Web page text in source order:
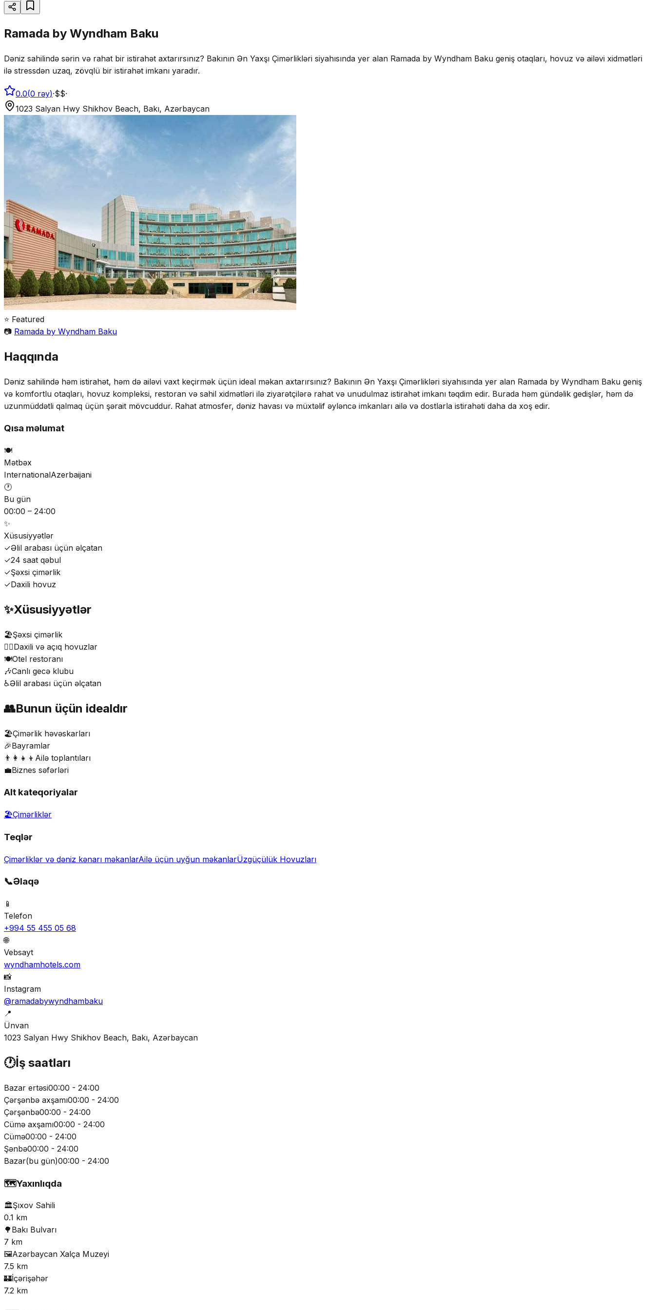
Ramada by Wyndham Baku
Dəniz sahilində sərin və rahat bir istirahət axtarırsınız? Bakının Ən Yaxşı Çimərlikləri siyahısında yer alan Ramada by Wyndham Baku geniş otaqları, hovuz və ailəvi xidmətləri
ilə stressdən uzaq, zövqlü bir istirahət imkanı yaradır.
0.0(0 rəy)·$$·
1023 Salyan Hwy Shikhov Beach, Bakı, Azərbaycan
⭐ Featured
📷 Ramada by Wyndham Baku
Haqqında
Dəniz sahilində həm istirahət, həm də ailəvi vaxt keçirmək üçün ideal məkan axtarırsınız? Bakının Ən Yaxşı Çimərlikləri siyahısında yer alan Ramada by Wyndham Baku geniş
və komfortlu otaqları, hovuz kompleksi, restoran və sahil xidmətləri ilə ziyarətçilərə rahat və unudulmaz istirahət imkanı təqdim edir. Burada həm gündəlik gedişlər, həm də
uzunmüddətli qalmaq üçün şərait mövcuddur. Rahat atmosfer, dəniz havası və müxtəlif əyləncə imkanları ailə və dostlarla istirahəti daha da xoş edir.
Qısa məlumat
🍽️
Mətbəx
InternationalAzerbaijani
🕐
Bu gün
00:00 – 24:00
✨
Xüsusiyyətlər
✓Əlil arabası üçün əlçatan
✓24 saat qəbul
✓Şəxsi çimərlik
✓Daxili hovuz
✨Xüsusiyyətlər
🏖️Şəxsi çimərlik
🏊‍♂️Daxili və açıq hovuzlar
🍽️Otel restoranı
🎶Canlı gecə klubu
♿Əlil arabası üçün əlçatan
👥Bunun üçün idealdır
🏖️Çimərlik həvəskarları
🎉Bayramlar
👨‍👩‍👧‍👦 Ailə toplantıları
💼Biznes səfərləri
Alt kateqoriyalar
🏖️Çimərliklər
Teqlər
Çimərliklər və dəniz kənarı məkanlarAilə üçün uyğun məkanlarÜzgüçülük Hovuzları
📞Əlaqə
📱
Telefon
+994 55 455 05 68
🌐
Vebsayt
wyndhamhotels.com
📸
Instagram
@ramadabywyndhambaku
📍
Ünvan
1023 Salyan Hwy Shikhov Beach, Bakı, Azərbaycan
🕐İş saatları
Bazar ertəsi00:00 - 24:00
Çərşənbə axşamı00:00 - 24:00
Çərşənbə00:00 - 24:00
Cümə axşamı00:00 - 24:00
Cümə00:00 - 24:00
Şənbə00:00 - 24:00
Bazar(bu gün)00:00 - 24:00
🗺️Yaxınlıqda
🏛️Şıxov Sahili
0.1 km
🌳 Bakı Bulvarı
7 km
🖼️Azərbaycan Xalça Muzeyi
7.5 km
🏰İçərişəhər
7.2 km